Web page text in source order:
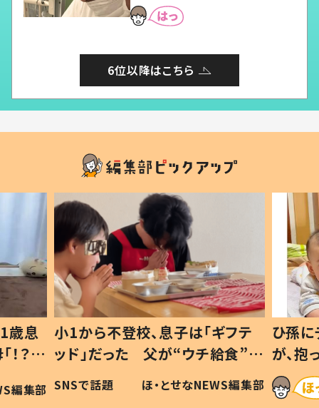
6位以降はこちら
歳息
？」
編集部
小1から不登校、息子は「ギフテ
ッド」だった 父が“ウチ給食”を
作り続ける理由とは #令和の親
#令和の子
SNSで話題 ほ・とせなNEWS編集部
ひ孫
が、
「涙が
い」